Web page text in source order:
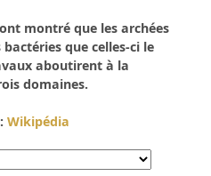
montré que les archées
que celles-ci le
aboutirent à la
domaines.
:Wikipédia